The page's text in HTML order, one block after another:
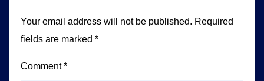
Your email address will not be published. Required
fields are marked *
Comment*